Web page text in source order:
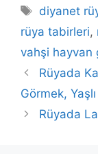
Etiketler
diyanet
rüya tabirleri,
vahşi hayvan
Rüyada
Görmek, Yaşlı
Rüyada